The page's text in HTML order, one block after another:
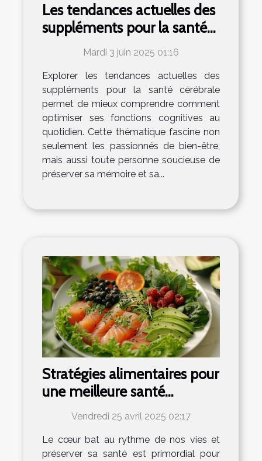
Les tendances actuelles des
suppléments pour la santé
cérébraleMardi 3 juin 2025 01:16
Explorer les tendances actuelles des
suppléments pour la santé cérébrale
permet de mieux comprendre comment
optimiser ses fonctions cognitives au
quotidien. Cette thématique fascine non
seulement les passionnés de bien-être,
mais aussi toute personne soucieuse de
préserver sa mémoire et sa...
Stratégies alimentaires pour
une meilleure santé
cardiaque sans régimes
Vendredi 25 avril 2025 02:17
Le cœur bat au rythme de nos vies et
préserver sa santé est primordial pour